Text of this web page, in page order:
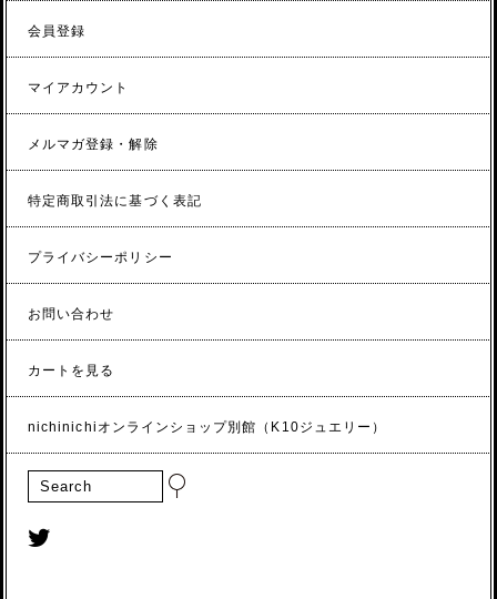
会員登録
マイアカウント
メルマガ登録・解除
特定商取引法に基づく表記
プライバシーポリシー
お問い合わせ
カートを見る
nichinichiオンラインショップ別館（K10ジュエリー）